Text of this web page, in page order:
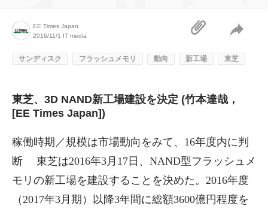
EE Times Japan
2016/11/1 IT media
サンディスク フラッシュメモリ 動向 新工場 東芝
東芝、3D NAND新工場建設を決定 (竹本達哉，
[EE Times Japan])
稼働時期／規模は市場動向をみて、16年度内に判
断 東芝は2016年3月17日、NAND型フラッシュメ
モリの新工場を建設することを決めた。2016年度
（2017年3月期）以降3年間に総額3600億円程度を